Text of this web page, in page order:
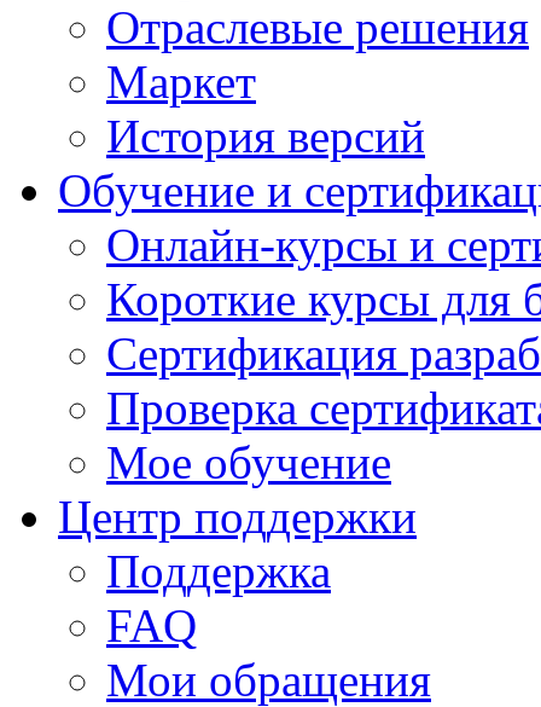
Отраслевые решения
Маркет
История версий
Обучение и
Онлайн-курсы и
Короткие курсы для
Сертификация
Проверка
Мое обучение
Центр поддержки
Поддержка
FAQ
Мои обращения